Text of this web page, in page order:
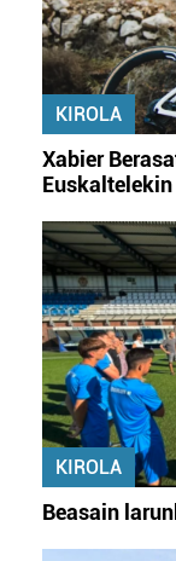
KIROLA
Xabier
Euskaltelekin
KIROLA
Beasain